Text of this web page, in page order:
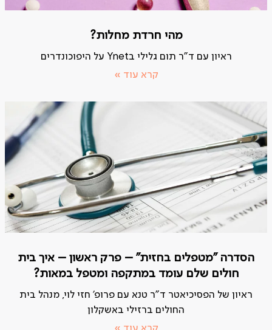
מהי חרדת מחלות?
ראיון עם ד"ר תום גלילי בYnet על היפוכונדרים
קרא עוד »
הסדרה "מטפלים בחזית" – פרק ראשון – איך בית
חולים שלם עומד במתקפה ומטפל במאות?
ראיון של הפסיכיאטר ד"ר טנא עם פרופ' חזי לוי, מנהל בית
החולים ברזילי באשקלון